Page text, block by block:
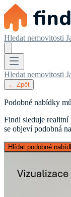
Hledat nemovitosti
Hledat nemovitosti
← Zpět
Podobné nabídky
Findi sleduje realitní
se objeví podobná
Hlídat podobné